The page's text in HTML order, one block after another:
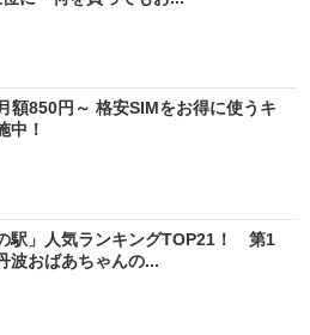
額850円～ 格安SIMをお得に使うキ
中！
駅」人気ランキングTOP21！ 第1
波おばあちゃんの...